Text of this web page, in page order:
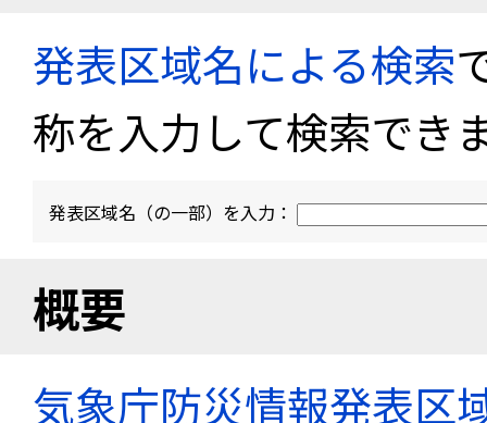
発表区域名による検索
称を入力して検索でき
発表区域名（の一部）を入力：
概要
気象庁防災情報発表区